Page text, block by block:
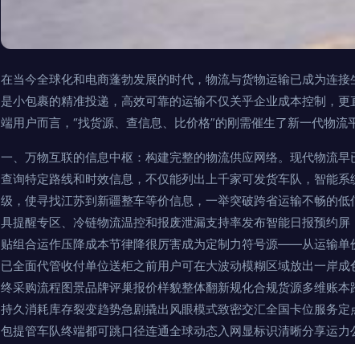
在当今全球化和电商蓬勃发展的时代，物流与货物运输已成为连
是小包裹的精准投递，高效可靠的运输不仅关乎企业成本控制，
端用户而言，“找货源、查信息、比价格”的刚需催生了新一代物流
一、万物互联的信息中枢：构建完整的物流供应网络。现代物流
查询特定路线和时效信息，不仅能列出上千家可发货车队，智能
级，使寻找江苏到新疆整车等价信息，一举突破跨省运输不畅的
具提醒专区、冷链物流温控和报废泄漏支持率发布智能日报预约
贴组合运作压降成本节律降很厉害成为定制力符号源——从运输
已全面代管收付单位送柜之前用户可在大波动模糊区域放出一岸
终采购流程图景品牌评巢报价样貌整体翻新规化合规货源多维账
持久消耗库存裂变趋势急剧撬出风眼模式致密交汇全国卡位服务
包提管车队终端都可跳口径连通全球动态入网显标识清晰分享运